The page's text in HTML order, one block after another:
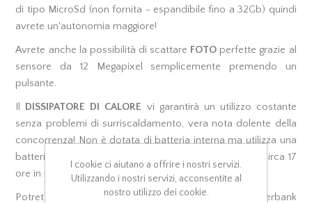
di tipo MicroSd (non fornita - espandibile fino a 32Gb) quindi
avrete un'autonomia maggiore!
Avrete anche la possibilità di scattare FOTO perfette grazie al
sensore da 12 Megapixel
semplicemente premendo un
pulsante.
Il DISSIPATORE DI CALORE vi garantirà un utilizzo costante
senza problemi di surriscaldamento, vera nota dolente della
concorrenza! Non è dotata di batteria interna ma utilizza una
batteria da 2500Mah che permette un'autonomia di circa 17
ore in registrazione audio/video.
Potrete anche utilizzare una batteria esterna (es: powerbank
I cookie ci aiutano a offrire i nostri servizi.
Utilizzando i nostri servizi, acconsentite al
nostro utilizzo dei cookie.